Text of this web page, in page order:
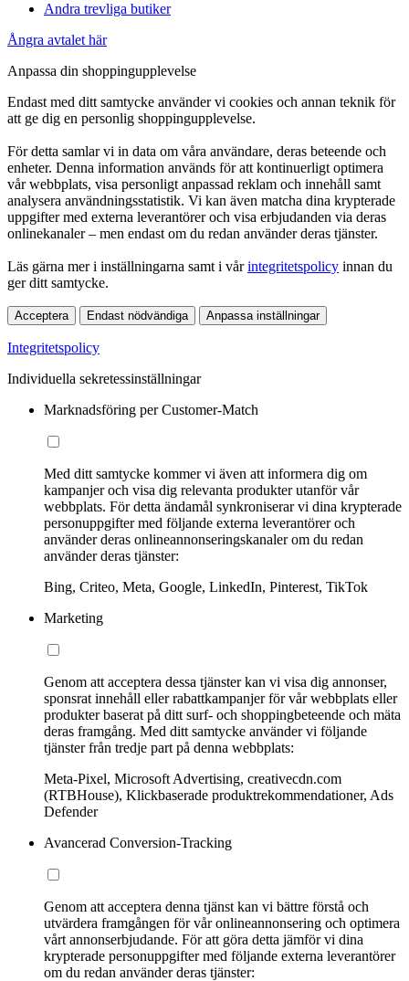
Andra trevliga butiker
Ångra avtalet här
Anpassa din shoppingupplevelse
Endast med ditt samtycke använder vi cookies och annan teknik för
att ge dig en personlig shoppingupplevelse.
För detta samlar vi in data om våra användare, deras beteende och
enheter. Denna information används för att kontinuerligt optimera
vår webbplats, visa personligt anpassad reklam och innehåll samt
analysera användningsstatistik. Vi kan även matcha dina krypterade
uppgifter med externa leverantörer och visa erbjudanden via deras
onlinekanaler – men endast om du redan använder deras tjänster.
Läs gärna mer i inställningarna samt i vårintegritetspolicy innan du
ger ditt samtycke.
Acceptera Endast nödvändiga Anpassa inställningar
Integritetspolicy
Individuella sekretessinställningar
Marknadsföring per Customer-Match
Med ditt samtycke kommer vi även att informera dig om
kampanjer och visa dig relevanta produkter utanför vår
webbplats. För detta ändamål synkroniserar vi dina krypterade
personuppgifter med följande externa leverantörer och
använder deras onlineannonseringskanaler om du redan
använder deras tjänster:
Bing, Criteo, Meta, Google, LinkedIn, Pinterest, TikTok
Marketing
Genom att acceptera dessa tjänster kan vi visa dig annonser,
sponsrat innehåll eller rabattkampanjer för vår webbplats eller
produkter baserat på ditt surf- och shoppingbeteende och mäta
deras framgång. Med ditt samtycke använder vi följande
tjänster från tredje part på denna webbplats:
Meta-Pixel, Microsoft Advertising, creativecdn.com
(RTBHouse), Klickbaserade produktrekommendationer, Ads
Defender
Avancerad Conversion-Tracking
Genom att acceptera denna tjänst kan vi bättre förstå och
utvärdera framgången för vår onlineannonsering och optimera
vårt annonserbjudande. För att göra detta jämför vi dina
krypterade personuppgifter med följande externa leverantörer
om du redan använder deras tjänster: